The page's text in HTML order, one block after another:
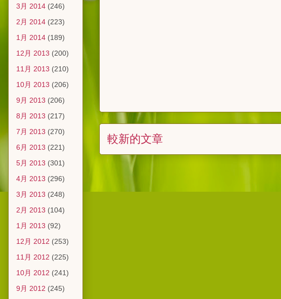
較新的文章
3月 2014 (246)
2月 2014 (223)
1月 2014 (189)
12月 2013 (200)
11月 2013 (210)
10月 2013 (206)
9月 2013 (206)
8月 2013 (217)
7月 2013 (270)
6月 2013 (221)
5月 2013 (301)
4月 2013 (296)
3月 2013 (248)
2月 2013 (104)
1月 2013 (92)
12月 2012 (253)
11月 2012 (225)
10月 2012 (241)
9月 2012 (245)